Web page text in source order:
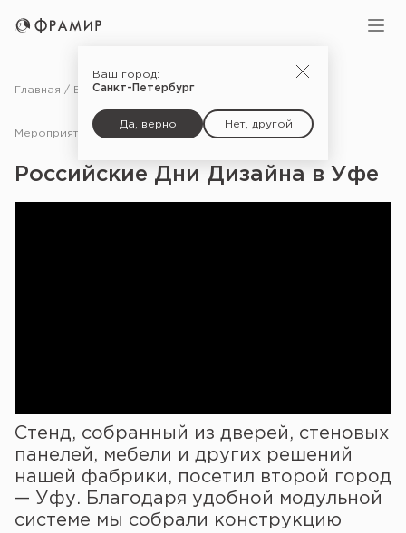
Ваш город:
Санкт-Петербург
Да, верно Нет, другой
Главная Блог Мероприятия
Мероприятия
Российские Дни Дизайна в Уфе
Стенд, собранный из дверей, стеновых
панелей, мебели и других решений
нашей фабрики, посетил второй город
— Уфу. Благодаря удобной модульной
системе мы собрали конструкцию